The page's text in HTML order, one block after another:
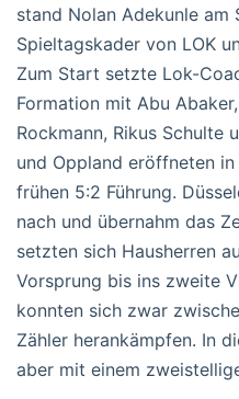
stand Nolan Adekunle am
Spieltagskader von LOK
Zum Start setzte Lok-
Formation mit Abu
Rockmann, Rikus Schulte
und Oppland eröffneten
frühen 5:2 Führung.
nach und übernahm das
setzten sich Hausherren
Vorsprung bis ins zweite
konnten sich zwar
Zähler herankämpfen. In
aber mit einem